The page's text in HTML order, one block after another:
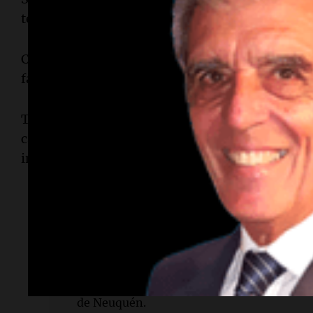
tenía un peso aproximado de 160 kilogramos
Como consecuencia del impacto, el niño sufrió
falleció el
6 de enero de 2026.
Tras la revisión del caso, el juez de garantías
cargos formulados y estableció un plazo de tres
investigación.
¿Qué ocurrió?
Un niño falleció tras ser aplastado por un
de Neuquén.